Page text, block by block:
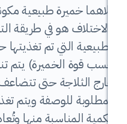
طبيعية مكونة من
هو في طريقة التنشيط
تم تغذيتها حديثا (قبل
يتم تنشيطها
حتى تتضاعف ثم تُؤخذ
ويتم تغذية الباقي
منها وتُعاد إلى